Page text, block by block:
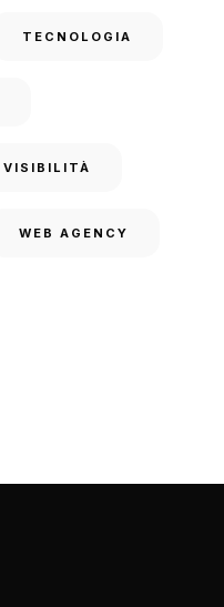
TECNOLOGIA
VISIBILITÀ
WEB AGENCY